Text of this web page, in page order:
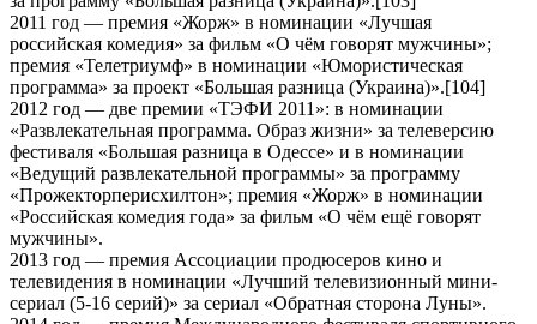
2011 год — премия «Жорж» в номинации «Лучшая
российская комедия» за фильм «О чём говорят мужчины»;
премия «Телетриумф» в номинации «Юмористическая
программа» за проект «Большая разница (Украина)».[104]
2012 год — две премии «ТЭФИ 2011»: в номинации
«Развлекательная программа. Образ жизни» за телеверсию
фестиваля «Большая разница в Одессе» и в номинации
«Ведущий развлекательной программы» за программу
«Прожекторперисхилтон»; премия «Жорж» в номинации
«Российская комедия года» за фильм «О чём ещё говорят
мужчины».
2013 год — премия Ассоциации продюсеров кино и
телевидения в номинации «Лучший телевизионный мини-
сериал (5-16 серий)» за сериал «Обратная сторона Луны».